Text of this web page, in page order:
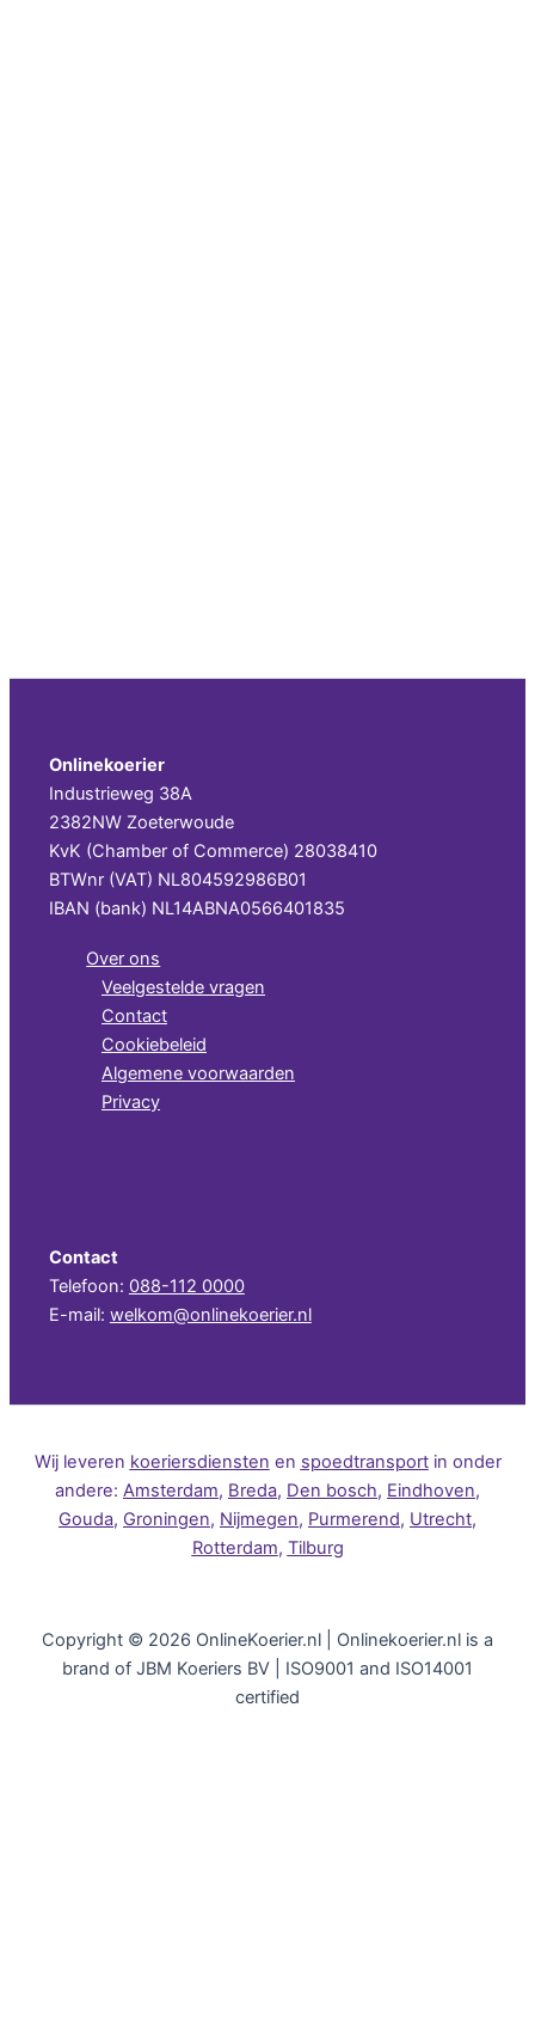
Onlinekoerier
Industrieweg 38A
2382NW Zoeterwoude
KvK (Chamber of Commerce) 28038410
BTWnr (VAT) NL804592986B01
IBAN (bank) NL14ABNA0566401835
Over ons
Veelgestelde vragen
Contact
Cookiebeleid
Algemene voorwaarden
Privacy
Contact
Telefoon: 088-112 0000
E-mail: welkom@onlinekoerier.nl
Wij leveren koeriersdiensten en spoedtransport in onder
andere: Amsterdam, Breda, Den bosch, Eindhoven,
Gouda, Groningen, Nijmegen, Purmerend, Utrecht,
Rotterdam, Tilburg
Copyright © 2026 OnlineKoerier.nl | Onlinekoerier.nl is a
brand of JBM Koeriers BV | ISO9001 and ISO14001
certified